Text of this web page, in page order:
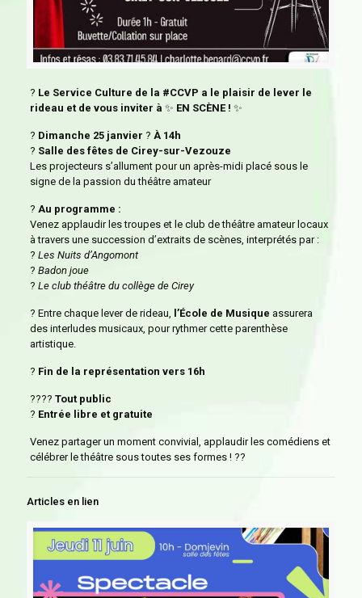
? Le Service Culture de la #CCVP a le plaisir de lever le
rideau et de vous inviter à ✨ EN SCÈNE ! ✨
? Dimanche 25 janvier ? À 14h
? Salle des fêtes de Cirey-sur-Vezouze
Les projecteurs s’allument pour un après-midi placé sous le
signe de la passion du théâtre amateur
? Au programme :
Venez applaudir les troupes et le club de théâtre amateur locaux
à travers une succession d’extraits de scènes, interprétés par :
? Les Nuits d’Angomont
? Badon joue
? Le club théâtre du collège de Cirey
? Entre chaque lever de rideau, l’École de Musique assurera
des interludes musicaux, pour rythmer cette parenthèse
artistique.
? Fin de la représentation vers 16h
?‍?‍?‍? Tout public
?️ Entrée libre et gratuite
Venez partager un moment convivial, applaudir les comédiens et
célébrer le théâtre sous toutes ses formes ! ??
Articles en lien